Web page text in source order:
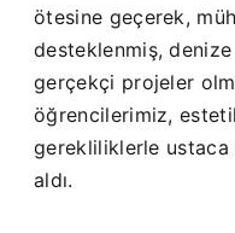
ötesine geçerek,
desteklenmiş,
gerçekçi projeler
öğrencilerimiz,
gerekliliklerle
aldı.